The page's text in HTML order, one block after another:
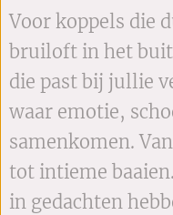
Voor koppels die
bruiloft in het
die past bij jullie
waar emotie,
samenkomen.
tot intieme
in gedachten